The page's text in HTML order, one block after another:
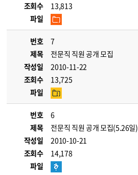
조회수
13,813
파일
번호
7
제목
전문직 직원 공개 모집
작성일
2010-11-22
조회수
13,725
파일
번호
6
제목
전문직 직원 공개 모집(5.26일)
작성일
2010-10-21
조회수
14,178
파일